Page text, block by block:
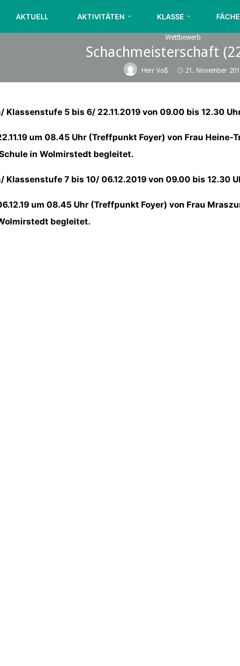
AKTUELL AKTIVITÄTEN KLASSE
Wettbewerb
Schachmeisterschaft
Herr Voß 21. November
5 bis 6/ 22.11.2019 von 09.00 bis 12.30
um 08.45 Uhr (Treffpunkt Foyer) von Frau Heine-
in Wolmirstedt begleitet.
7 bis 10/ 06.12.2019 von 09.00 bis 12.30
um 08.45 Uhr (Treffpunkt Foyer) von Frau
begleitet.